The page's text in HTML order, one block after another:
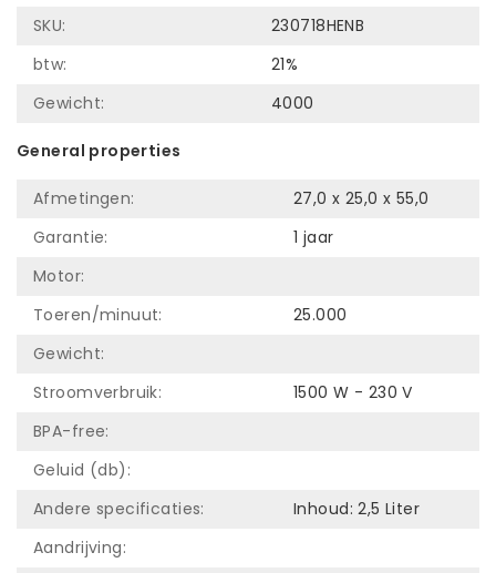
SKU:
230718HENB
btw:
21%
Gewicht:
4000
General properties
Afmetingen:
27,0 x 25,0 x 55,0
Garantie:
1 jaar
Motor:
Toeren/minuut:
25.000
Gewicht:
Stroomverbruik:
1500 W - 230 V
BPA-free:
Geluid (db):
Andere specificaties:
Inhoud: 2,5 Liter
Aandrijving: